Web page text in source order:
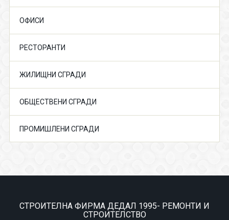
ОФИСИ
РЕСТОРАНТИ
ЖИЛИЩНИ СГРАДИ
ОБЩЕСТВЕНИ СГРАДИ
ПРОМИШЛЕНИ СГРАДИ
СТРОИТЕЛНА ФИРМА ДЕДАЛ 1995- РЕМОНТИ И
СТРОИТЕЛСТВО